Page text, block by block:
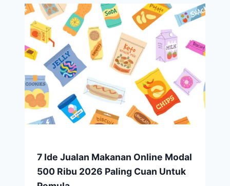
7 Ide Jualan Makanan Online Modal
500 Ribu 2026 Paling Cuan Untuk